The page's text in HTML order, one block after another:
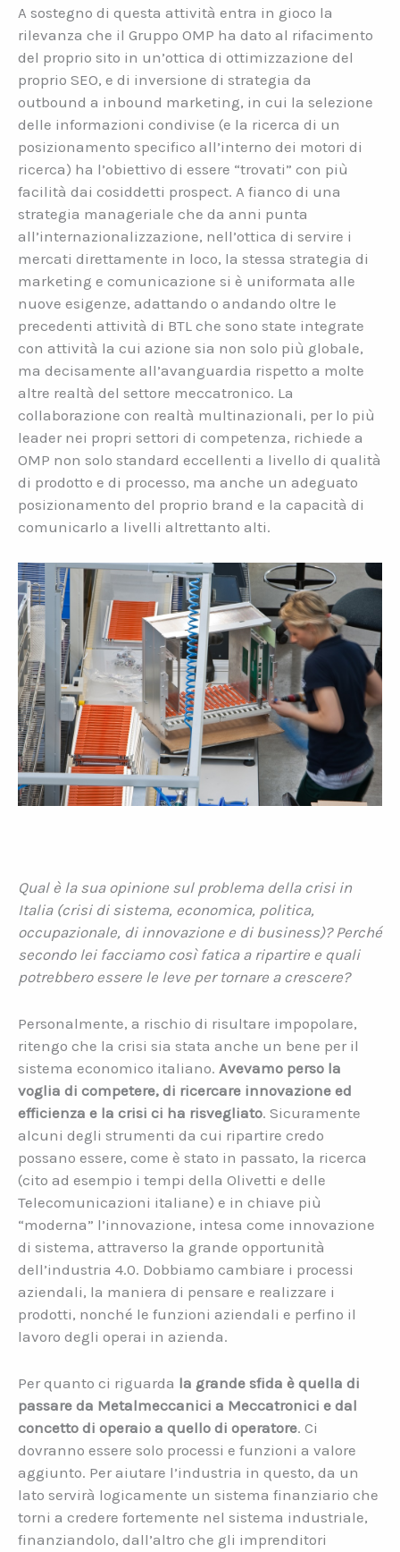
A sostegno di questa attività entra in gioco la
rilevanza che il Gruppo OMP ha dato al rifacimento
del proprio sito in un’ottica di ottimizzazione del
proprio SEO, e di inversione di strategia da
outbound a inbound marketing, in cui la selezione
delle informazioni condivise (e la ricerca di un
posizionamento specifico all’interno dei motori di
ricerca) ha l’obiettivo di essere “trovati” con più
facilità dai cosiddetti prospect. A fianco di una
strategia manageriale che da anni punta
all’internazionalizzazione, nell’ottica di servire i
mercati direttamente in loco, la stessa strategia di
marketing e comunicazione si è uniformata alle
nuove esigenze, adattando o andando oltre le
precedenti attività di BTL che sono state integrate
con attività la cui azione sia non solo più globale,
ma decisamente all’avanguardia rispetto a molte
altre realtà del settore meccatronico. La
collaborazione con realtà multinazionali, per lo più
leader nei propri settori di competenza, richiede a
OMP non solo standard eccellenti a livello di qualità
di prodotto e di processo, ma anche un adeguato
posizionamento del proprio brand e la capacità di
comunicarlo a livelli altrettanto alti.
Qual è la sua opinione sul problema della crisi in
Italia (crisi di sistema, economica, politica,
occupazionale, di innovazione e di business)? Perché
secondo lei facciamo così fatica a ripartire e quali
potrebbero essere le leve per tornare a crescere?
Personalmente, a rischio di risultare impopolare,
ritengo che la crisi sia stata anche un bene per il
sistema economico italiano. Avevamo perso la
voglia di competere, di ricercare innovazione ed
efficienza e la crisi ci ha risvegliato. Sicuramente
alcuni degli strumenti da cui ripartire credo
possano essere, come è stato in passato, la ricerca
(cito ad esempio i tempi della Olivetti e delle
Telecomunicazioni italiane) e in chiave più
“moderna” l’innovazione, intesa come innovazione
di sistema, attraverso la grande opportunità
dell’industria 4.0. Dobbiamo cambiare i processi
aziendali, la maniera di pensare e realizzare i
prodotti, nonché le funzioni aziendali e perfino il
lavoro degli operai in azienda.
Per quanto ci riguarda la grande sfida è quella di
passare da Metalmeccanici a Meccatronici e dal
concetto di operaio a quello di operatore. Ci
dovranno essere solo processi e funzioni a valore
aggiunto. Per aiutare l’industria in questo, da un
lato servirà logicamente un sistema finanziario che
torni a credere fortemente nel sistema industriale,
finanziandolo, dall’altro che gli imprenditori